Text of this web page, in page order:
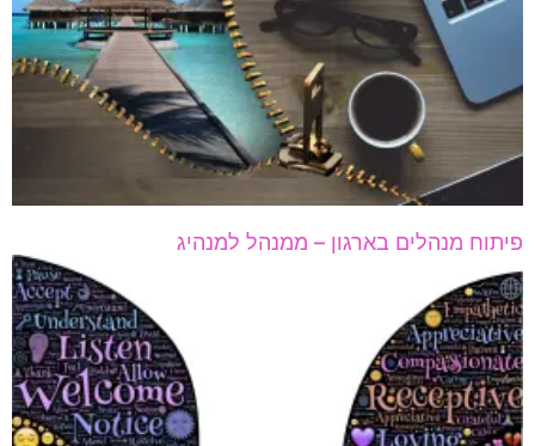
פיתוח מנהלים בארגון – ממנהל למנהיג